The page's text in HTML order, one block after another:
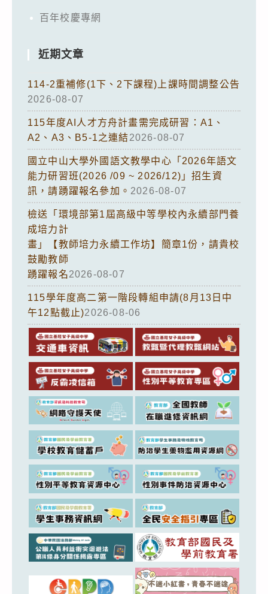
百年校慶專網
近期文章
114-2重補修(1下、2下課程)上課時間調整公告
2026-08-07
115年度AI人才方舟計畫需完成研習：A1、
A2、A3、B5-1之連結2026-08-07
國立中山大學外國語文教學中心「2026年語文
能力研習班(2026 /09 ~ 2026/12)」招生資
訊，請踴躍報名參加。 2026-08-07
檢送「環境部第1屆高級中等學校內永續部門養
成培力計
畫」【教師培力永續工作坊】簡章1份，請貴校
鼓勵教師
踴躍報名2026-08-07
115學年度高二第一階段轉組申請(8月13日中
午12點截止)2026-08-06